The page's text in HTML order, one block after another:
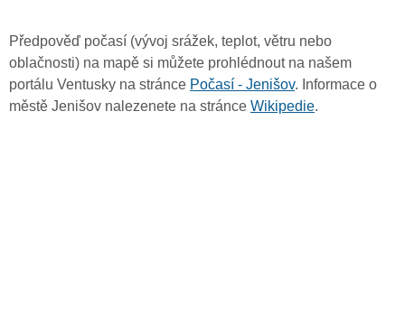
Předpověď počasí (vývoj srážek, teplot, větru nebo
oblačnosti) na mapě si můžete prohlédnout na našem
portálu Ventusky na stránce Počasí - Jenišov. Informace o
městě Jenišov nalezenete na stránce Wikipedie.